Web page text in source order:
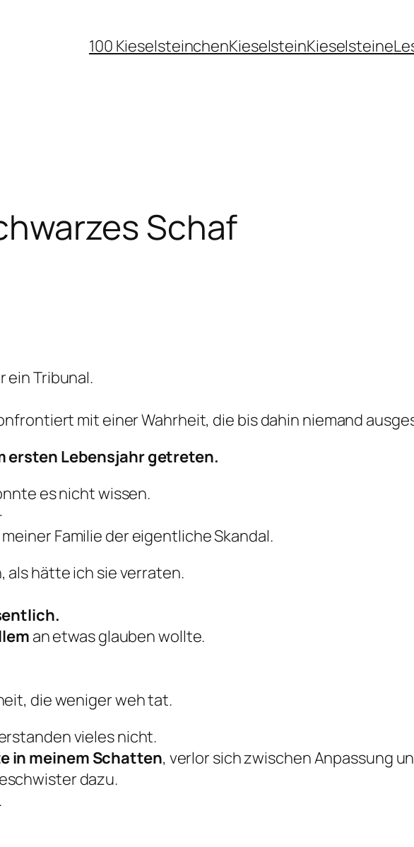
100 KieselsteinchenKieselsteinKieselsteine
Schaf
ein Tribunal.
mit einer Wahrheit, die bis dahin niemand
ersten Lebensjahr getreten.
es nicht wissen.
Familie der eigentliche Skandal.
als hätte ich sie verraten.
an etwas glauben wollte.
die weniger weh tat.
vieles nicht.
in meinem Schatten, verlor sich zwischen Anpassung
dazu.